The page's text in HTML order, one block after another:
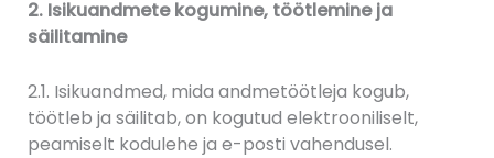
2. Isikuandmete kogumine, töötlemine ja
säilitamine
2.1. Isikuandmed, mida andmetöötleja kogub,
töötleb ja säilitab, on kogutud elektrooniliselt,
peamiselt kodulehe ja e-posti vahendusel.